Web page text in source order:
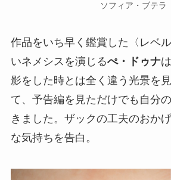
ソフィア・ブテラ
作品をいち早く鑑賞した〈レベ
いネメシスを演じるぺ・ドゥナ
影をした時とは全く違う光景を
て、予告編を見ただけでも自分
きました。ザックの工夫のおか
な気持ちを告白。